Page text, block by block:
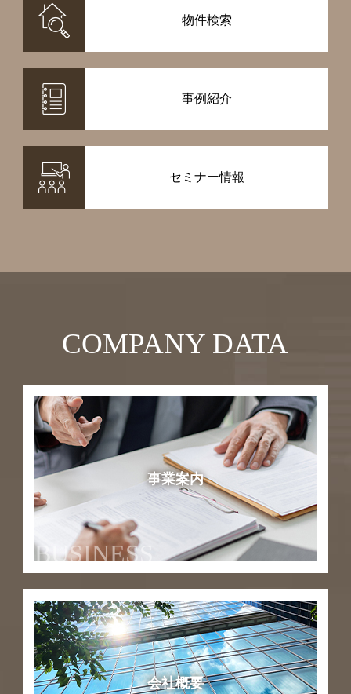
物件検索
事例紹介
セミナー情報
COMPANY DATA
事業案内
BUSINESS
会社概要